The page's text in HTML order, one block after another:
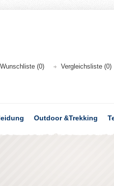
Wunschliste (0) Vergleichsliste (0)
Outdoor &Trekking